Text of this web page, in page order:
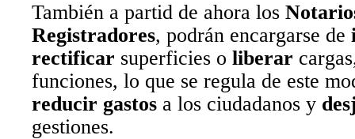
También a partid de ahora los
Registradores, podrán encargarse de
rectificar superficies o liberar
funciones, lo que se regula de este
reducir gastos a los ciudadanos y
gestiones.